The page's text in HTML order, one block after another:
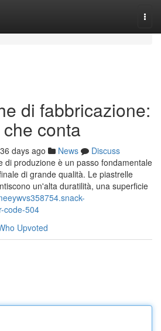
di fabbricazione:
conta
days ago News
Discuss
di produzione è un passo fondamentale
di grande qualità. Le piastrelle
un'alta duratilità, una superficie
code-504
Upvoted